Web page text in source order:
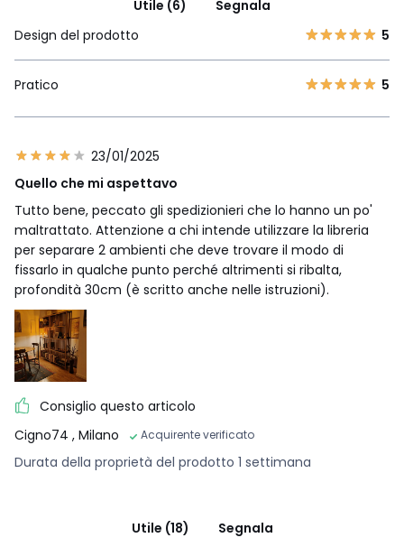
Utile (6)
Segnala
Design del prodotto
5
Pratico 5
23/01/2025
Quello che mi aspettavo
Tutto bene, peccato gli spedizionieri che lo hanno un po'
maltrattato. Attenzione a chi intende utilizzare la libreria
per separare 2 ambienti che deve trovare il modo di
fissarlo in qualche punto perché altrimenti si ribalta,
profondità 30cm (è scritto anche nelle istruzioni).
Consiglio questo articolo
Cigno74 , Milano Acquirente verificato
Durata della proprietà del prodotto 1 settimana
Utile (18)
Segnala